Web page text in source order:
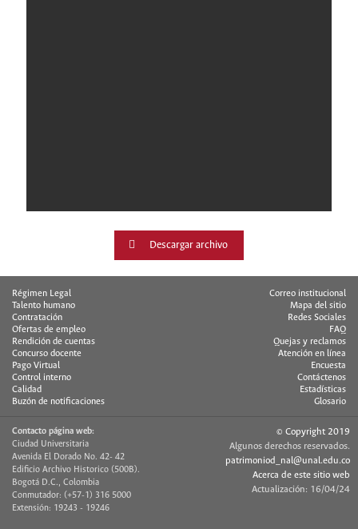
Descargar archivo
Régimen Legal
Talento humano
Contratación
Ofertas de empleo
Rendición de cuentas
Concurso docente
Pago Virtual
Control interno
Calidad
Buzón de notificaciones
Correo institucional
Mapa del sitio
Redes Sociales
FAQ
Quejas y reclamos
Atención en línea
Encuesta
Contáctenos
Estadísticas
Glosario
Contacto página web:
Ciudad Universitaria
Avenida El Dorado No. 42- 42
Edificio Archivo Historico (500B).
Bogotá D.C., Colombia
Conmutador: (+57-1) 316 5000
Extensión: 19243 - 19246
© Copyright 2019
Algunos derechos reservados.
patrimoniod_nal@unal.edu.co
Acerca de este sitio web
Actualización: 16/04/24